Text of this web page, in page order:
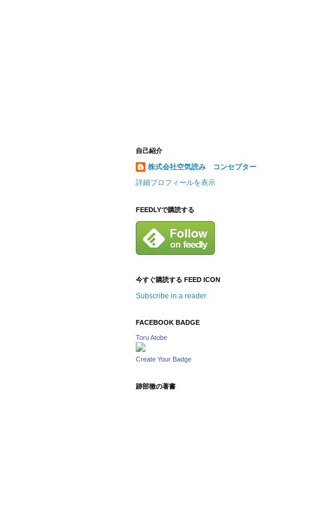
自己紹介
株式会社空気読み コンセプター
詳細プロフィールを表示
FEEDLYで購読する
今すぐ購読する FEED ICON
Subscribe in a reader
FACEBOOK BADGE
Toru Atobe
Create Your Badge
跡部徹の著書